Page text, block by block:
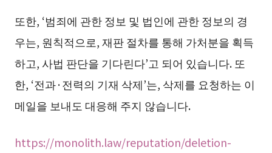
또한, ‘범죄에 관한 정보 및 법인에 관한 정보의 경
우는, 원칙적으로, 재판 절차를 통해 가처분을 획득
하고, 사법 판단을 기다린다’고 되어 있습니다. 또
한, ‘전과·전력의 기재 삭제’는, 삭제를 요청하는 이
메일을 보내도 대응해 주지 않습니다.
https://monolith.law/reputation/deletion-